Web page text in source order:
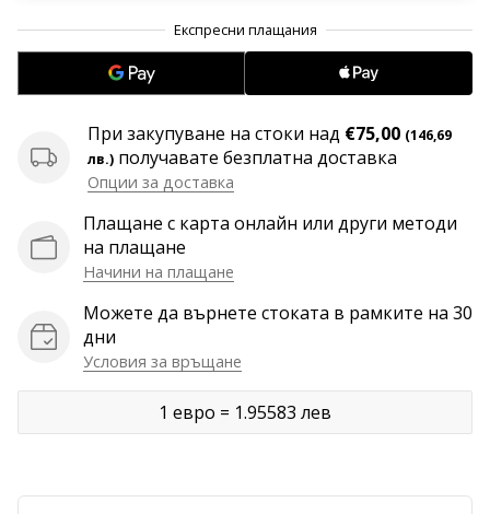
страница
дискусионен
Накарайте
ги
генерират
приходи.
…
Покажи
При закупуване на стоки над €75,00 (146,69
лв.) получавате безплатна доставка
Опции за доставка
Плащане с карта онлайн или други методи
на плащане
Начини на плащане
Можете да върнете стоката в рамките на 30
дни
Условия за връщане
1 евро = 1.95583 лев